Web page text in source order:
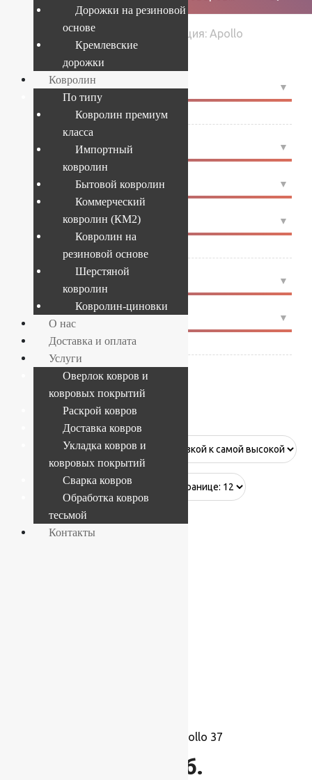
› Товары Коллекция: Apollo
Apollo
Ковролин Balta Apollo 37
руб.
РАЗМЕР 4
4x25
ФОРМА 4
СТРАНА 4
ПРОИЗВОДИТЕЛЬ 4
4
СОСТАВ 4
Полиамид (2)
Дорожки на резиновой
основе
Кремлевские
дорожки
Ковролин
По типу
Ковролин премиум
класса
Импортный
ковролин
Бытовой ковролин
Коммерческий
ковролин (КМ2)
Ковролин на
резиновой основе
Шерстяной
ковролин
Ковролин-циновки
О нас
Доставка и оплата
Услуги
Оверлок ковров и
ковровых покрытий
Раскрой ковров
Доставка ковров
Укладка ковров и
ковровых покрытий
Сварка ковров
Обработка ковров
тесьмой
Контакты